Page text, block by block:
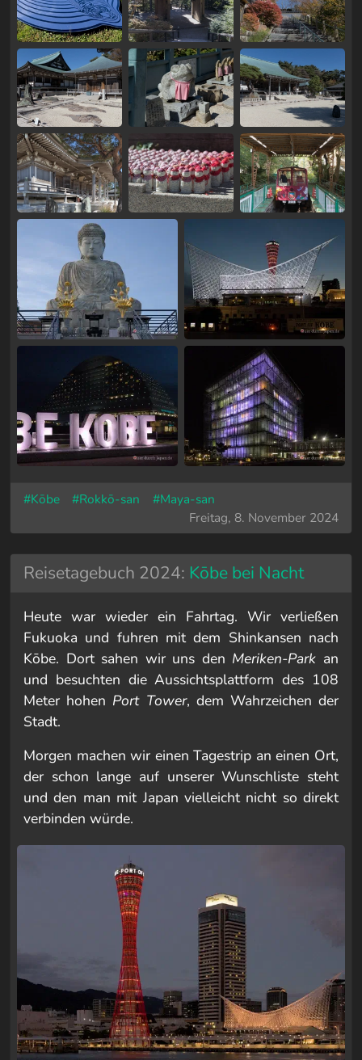
#Kōbe #Rokkō-san
#Maya-san
Freitag, 8. November 2024
Reisetagebuch 2024: Kōbe bei Nacht
Heute war wieder ein Fahrtag. Wir verließen
Fukuoka und fuhren mit dem Shinkansen nach
Kōbe. Dort sahen wir uns den Meriken-Park an
und besuchten die Aussichtsplattform des 108
Meter hohen Port Tower, dem Wahrzeichen der
Stadt.
Morgen machen wir einen Tagestrip an einen Ort,
der schon lange auf unserer Wunschliste steht
und den man mit Japan vielleicht nicht so direkt
verbinden würde.